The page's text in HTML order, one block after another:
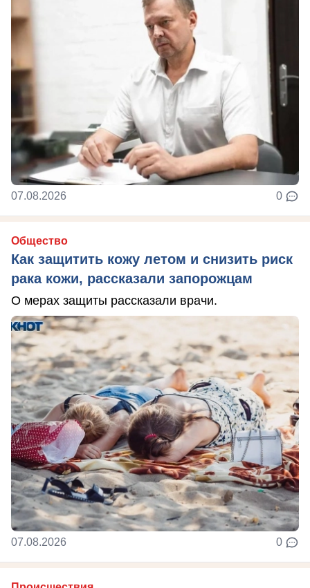
07.08.2026 0
Общество
Как защитить кожу летом и снизить риск
рака кожи, рассказали запорожцам
О мерах защиты рассказали врачи.
07.08.2026 0